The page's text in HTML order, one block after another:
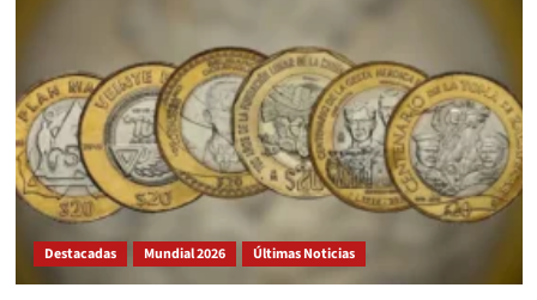
Destacadas Mundial 2026 Últimas Noticias